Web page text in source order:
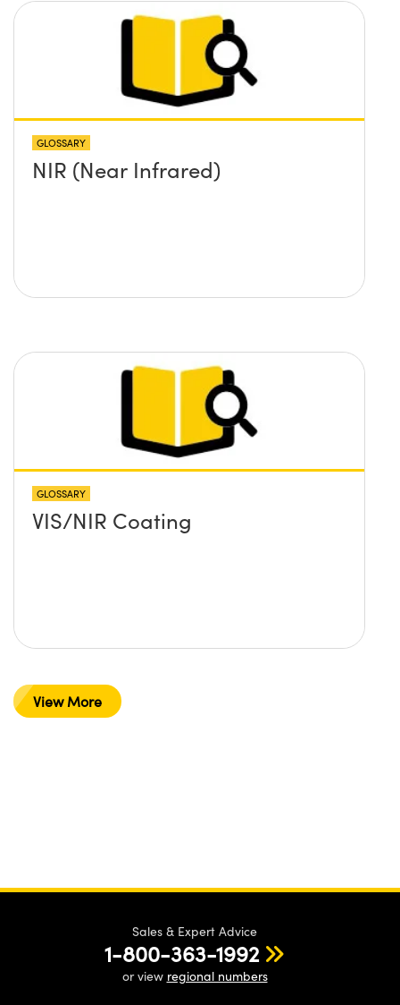
GLOSSARY
NIR (Near Infrared)
GLOSSARY
VIS/NIR Coating
View More
Sales & Expert Advice
1-800-363-1992
or view regional numbers